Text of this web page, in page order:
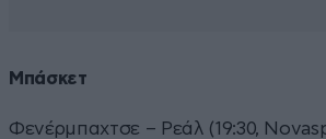
Μπάσκετ
Φενέρμπαχτσε – Ρεάλ (19:30,